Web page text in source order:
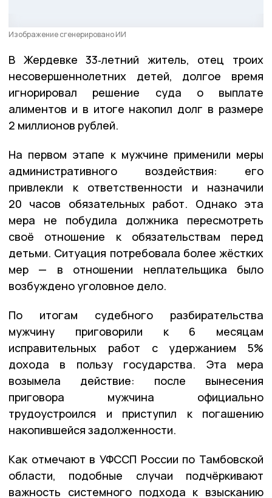
Изображение сгенерировано ИИ
В Жердевке 33‑летний житель, отец троих
несовершеннолетних детей, долгое время
игнорировал решение суда о выплате
алиментов и в итоге накопил долг в размере
2 миллионов рублей.
На первом этапе к мужчине применили меры
административного воздействия: его
привлекли к ответственности и назначили
20 часов обязательных работ. Однако эта
мера не побудила должника пересмотреть
своё отношение к обязательствам перед
детьми. Ситуация потребовала более жёстких
мер — в отношении неплательщика было
возбуждено уголовное дело.
По итогам судебного разбирательства
мужчину приговорили к 6 месяцам
исправительных работ с удержанием 5%
дохода в пользу государства. Эта мера
возымела действие: после вынесения
приговора мужчина официально
трудоустроился и приступил к погашению
накопившейся задолженности.
Как отмечают в УФССП России по Тамбовской
области, подобные случаи подчёркивают
важность системного подхода к взысканию